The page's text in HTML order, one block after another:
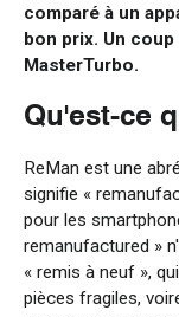
comparé à un
bon prix. Un
MasterTurbo.
Qu'est-ce
ReMan est une
signifie «
pour les
remanufactured »
« remis à neuf »,
pièces fragiles,